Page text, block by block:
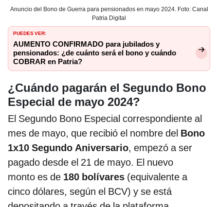
Anuncio del Bono de Guerra para pensionados en mayo 2024. Foto: Canal
Patria Digital
PUEDES VER:
AUMENTO CONFIRMADO para jubilados y
pensionados: ¿de cuánto será el bono y cuándo
COBRAR en Patria?
¿Cuándo pagarán el Segundo Bono
Especial de mayo 2024?
El Segundo Bono Especial correspondiente al
mes de mayo, que recibió el nombre del Bono
1x10 Segundo Aniversario, empezó a ser
pagado desde el 21 de mayo. El nuevo
monto es de 180 bolívares (equivalente a
cinco dólares, según el BCV) y se está